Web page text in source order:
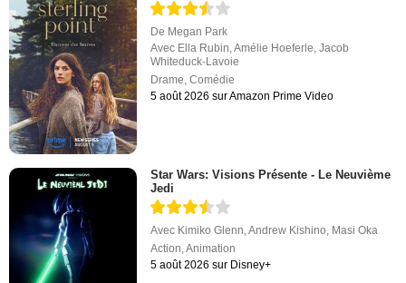
De Megan Park
Avec Ella Rubin,Amélie Hoeferle,Jacob
Whiteduck-Lavoie
Drame,Comédie
5 août 2026 sur Amazon Prime Video
Star Wars: Visions Présente - Le Neuvième
Jedi
Avec Kimiko Glenn ,Andrew Kishino Masi Oka
Action ,Animation
5 août 2026 sur Disney+